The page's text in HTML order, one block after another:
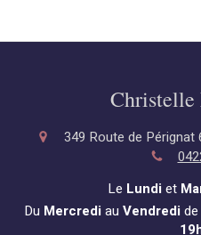
349 Route de Pérignat
Le Lundiet
Du Mercrediau Vendredide